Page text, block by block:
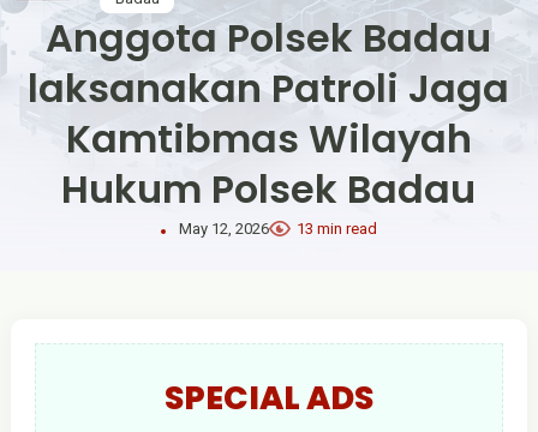
Anggota Polsek Badau
laksanakan Patroli Jaga
Kamtibmas Wilayah
Hukum Polsek Badau
May 12, 2026 13 min read
SPECIAL ADS